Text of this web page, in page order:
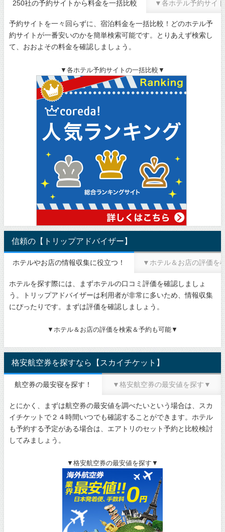
250社の予約サイトから料金を一括比較 ▼各ホテル予約サイ
予約サイトを一々回らずに、宿泊料金を一括比較！どのホテル予
約サイトが一番安いのかを簡単検索可能です。とりあえず検索し
て、おおよその料金を確認しましょう。
▼各ホテル予約サイトの一括比較▼
信頼の【トリップアドバイザー】
ホテルやお店の情報収集に役立つ！ ▼ホテル＆お店の評価を
ホテルを探す際には、まずホテルの口コミ評価を確認しましょ
う。トリップアドバイザーは利用者が非常に多いため、情報収集
にぴったりです。まずは評価を確認しましょう。
▼ホテル＆お店の評価を検索＆予約も可能▼
格安航空券を探すなら【スカイチケット】
航空券の最安寝を探す！ ▼格安航空券の最安値を探す▼
とにかく、まずは航空券の最安値を調べたいという場合は、スカ
イチケットで２４時間いつでも確認することができます。ホテル
も予約する予定がある場合は、エアトリのセット予約と比較検討
してみましょう。
▼格安航空券の最安値を探す▼